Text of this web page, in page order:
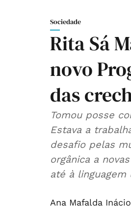
Sociedade
Rita Sá
novo
das
Tomou posse
Estava a
desafio pelas
orgânica a
até à
Ana Mafalda Inácio